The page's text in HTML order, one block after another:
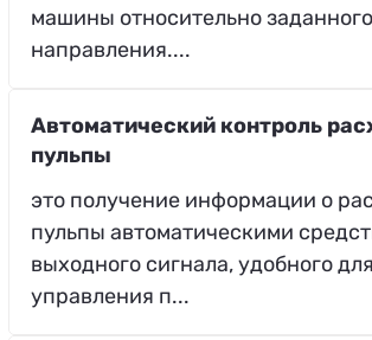
машины относительно заданного
направления....
Автоматический контроль
пульпы
это получение информации о
пульпы автоматическими
выходного сигнала, удобного для
управления п...